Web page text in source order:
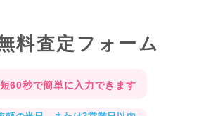
料査定フォーム
60秒で簡単に入力できます